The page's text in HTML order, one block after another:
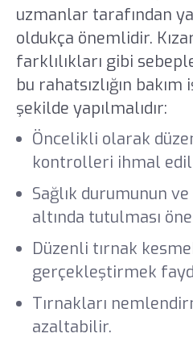
uzmanlar tarafından
oldukça önemlidir.
farklılıkları gibi
bu rahatsızlığın
şekilde yapılmalıdır:
Öncelikli olarak
kontrolleri ihmal
Sağlık durumunun
altında tutulması
Düzenli tırnak
gerçekleştirmek
Tırnakları
azaltabilir.